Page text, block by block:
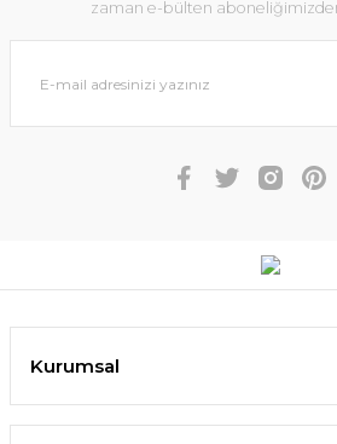
zaman e-bülten
Kurumsal